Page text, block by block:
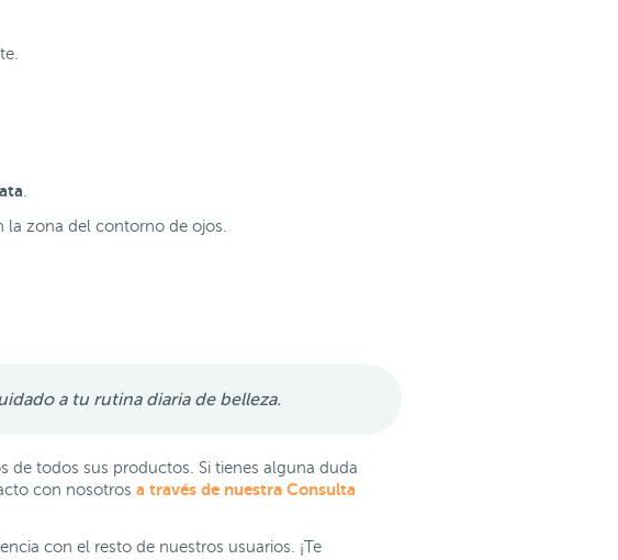
la zona del contorno de ojos.
a tu rutina diaria de belleza.
de todos sus productos. Si tienes alguna duda
con nosotros a través de nuestra Consulta
con el resto de nuestros usuarios. ¡Te